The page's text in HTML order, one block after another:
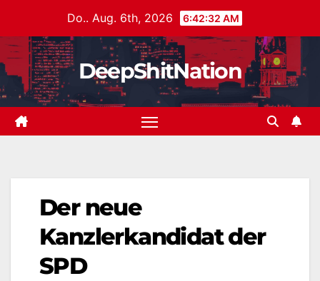
springen
Do.. Aug. 6th, 2026 6:42:32 AM
DeepShitNation
Der neue
Kanzlerkandidat der
SPD